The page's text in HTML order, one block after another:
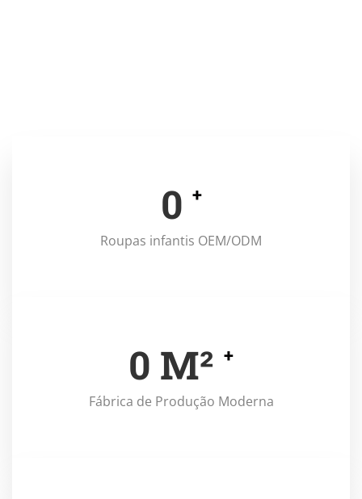
0 +
Roupas infantis OEM/ODM
0 M² +
Fábrica de Produção Moderna